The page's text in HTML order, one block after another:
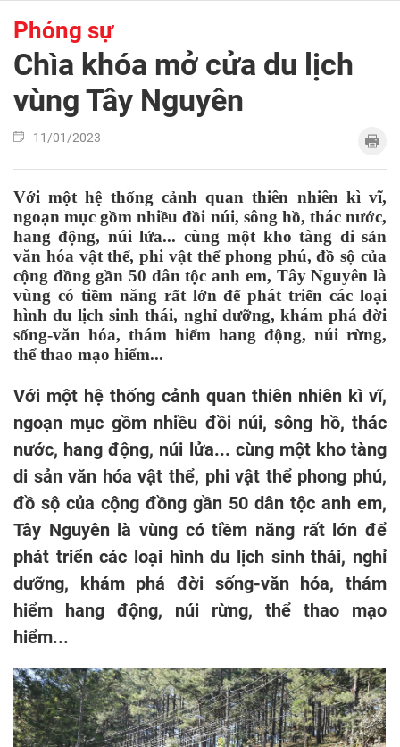
Phóng sự
Chìa khóa mở cửa du lịch
vùng Tây Nguyên
11/01/2023
Với một hệ thống cảnh quan thiên nhiên kì vĩ,
ngoạn mục gồm nhiều đồi núi, sông hồ, thác nước,
hang động, núi lửa... cùng một kho tàng di sản
văn hóa vật thể, phi vật thể phong phú, đồ sộ của
cộng đồng gần 50 dân tộc anh em, Tây Nguyên là
vùng có tiềm năng rất lớn để phát triển các loại
hình du lịch sinh thái, nghỉ dưỡng, khám phá đời
sống-văn hóa, thám hiểm hang động, núi rừng,
thể thao mạo hiểm...
Với một hệ thống cảnh quan thiên nhiên kì vĩ,
ngoạn mục gồm nhiều đồi núi, sông hồ, thác
nước, hang động, núi lửa... cùng một kho tàng
di sản văn hóa vật thể, phi vật thể phong phú,
đồ sộ của cộng đồng gần 50 dân tộc anh em,
Tây Nguyên là vùng có tiềm năng rất lớn để
phát triển các loại hình du lịch sinh thái, nghỉ
dưỡng, khám phá đời sống-văn hóa, thám
hiểm hang động, núi rừng, thể thao mạo
hiểm...